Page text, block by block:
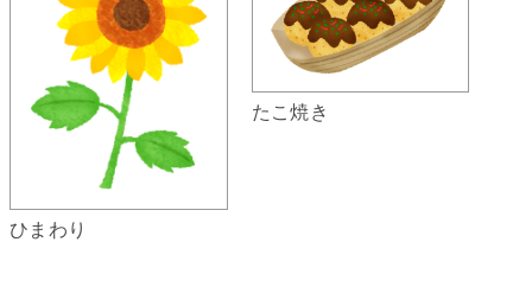
ひまわり
たこ焼き